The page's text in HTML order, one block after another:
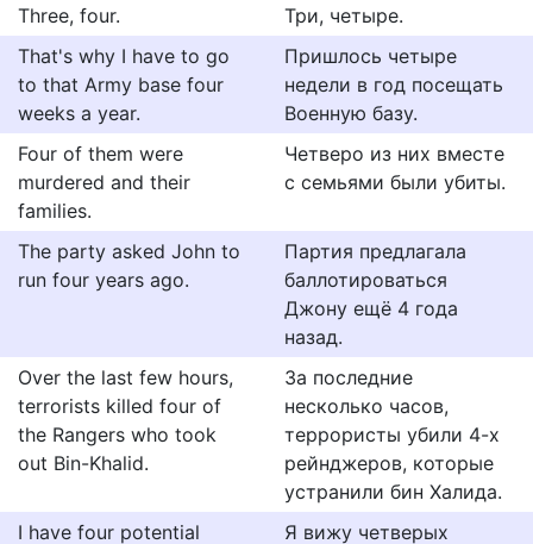
Three, four.
Три, четыре.
That's why I have to go
to that Army base four
weeks a year.
Пришлось четыре
недели в год посещать
Военную базу.
Four of them were
murdered and their
families.
Четверо из них вместе
с семьями были убиты.
The party asked John to
run four years ago.
Партия предлагала
баллотироваться
Джону ещё 4 года
назад.
Over the last few hours,
terrorists killed four of
the Rangers who took
out Bin-Khalid.
За последние
несколько часов,
террористы убили 4-х
рейнджеров, которые
устранили бин Халида.
I have four potential
Я вижу четверых